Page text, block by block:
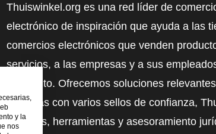
Thuiswinkel.org es una red líder de
electrónico de inspiración que ayuda a las
comercios electrónicos que venden
servicios, a las empresas y a sus
más éxito. Ofrecemos soluciones
prácticas con varios sellos de confianza,
Reviews, herramientas y asesoramiento
y la
nos